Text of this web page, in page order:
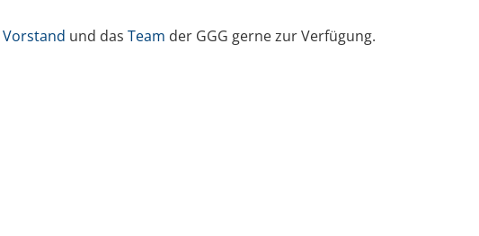
Vorstand und das Team der GGG gerne zur Verfügung.